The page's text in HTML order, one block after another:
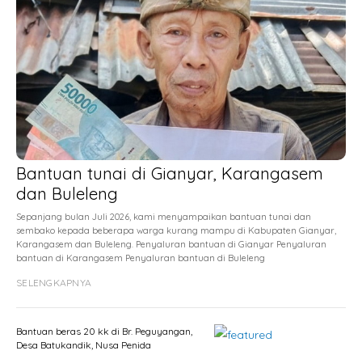
Bantuan tunai di Gianyar, Karangasem
dan Buleleng
Sepanjang bulan Juli 2026, kami menyampaikan bantuan tunai dan
sembako kepada beberapa warga kurang mampu di Kabupaten Gianyar,
Karangasem dan Buleleng. Penyaluran bantuan di Gianyar Penyaluran
bantuan di Karangasem Penyaluran bantuan di Buleleng
SELENGKAPNYA
Bantuan beras 20 kk di Br. Peguyangan,
Desa Batukandik, Nusa Penida